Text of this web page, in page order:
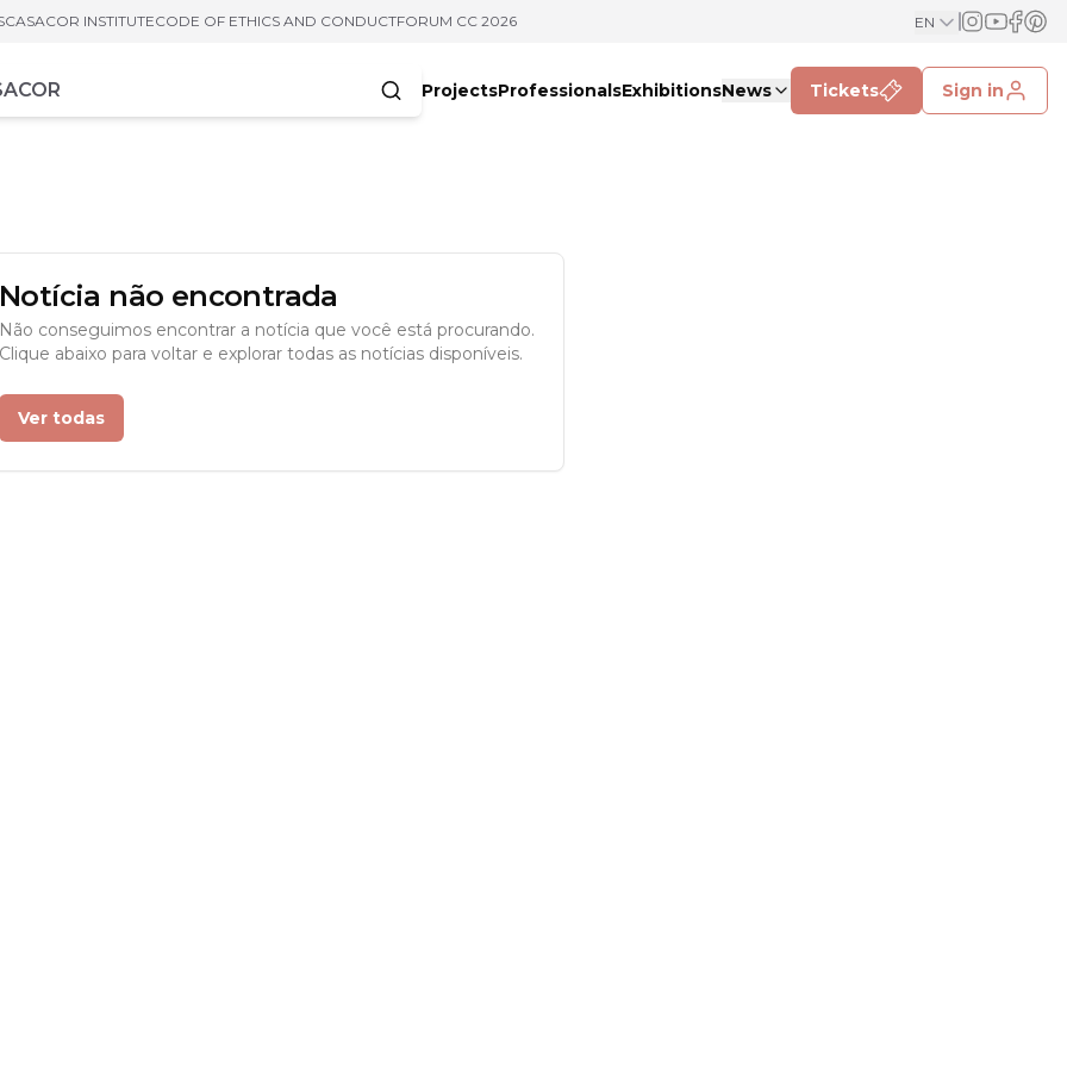
CASACOR INSTITUTECODE OF ETHICS AND CONDUCTFORUM CC 2026 EN
ProjectsProfessionalsExhibitionsNews Tickets Sign in
Notícia não encontrada
Não conseguimos encontrar a notícia que você está procurando.
Clique abaixo para voltar e explorar todas as notícias disponíveis.
Ver todas